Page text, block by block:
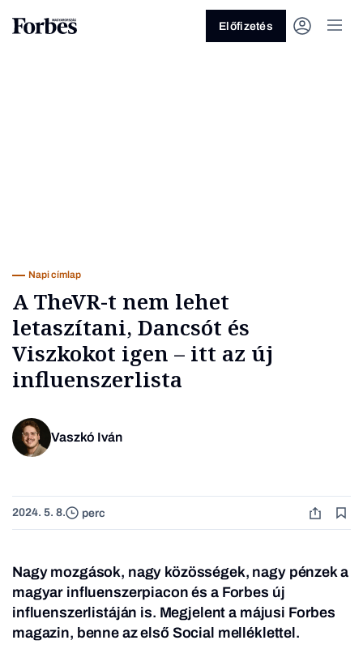
Üzlet
Előfizetés
Napi címlap
A TheVR-t nem lehet
letaszítani, Dancsót és
Viszkokot igen – itt az új
influenszerlista
Vaszkó Iván
2024. 5. 8. perc
Nagy mozgások, nagy közösségek, nagy pénzek a
magyar influenszerpiacon és a Forbes új
influenszerlistáján is. Megjelent a májusi Forbes
magazin, benne az első Social melléklettel.